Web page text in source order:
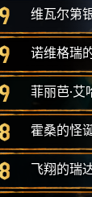
9 维瓦尔第
9 诺维格瑞
9 菲丽芭·艾
8 霍桑的怪
8 飞翔的瑞